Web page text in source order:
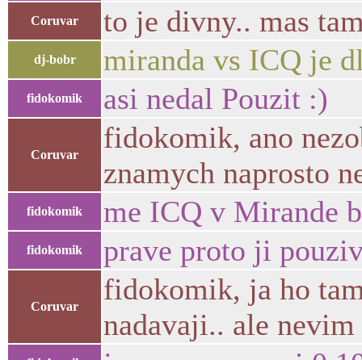
Coruvar to je divny.. mas
dj-bobr miranda vs ICQ je
fidokomik asi nedal Pouzit :)
Coruvar
fidokomik, ano
znamych naprosto
fidokomik me ICQ v Mirande
fidokomik prave proto ji
Coruvar
fidokomik, ja ho
nadavaji.. ale